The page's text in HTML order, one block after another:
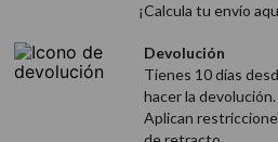
¡Calcula tu envío
Devolución
Tienes 10 días
hacer la devolución.
Aplican